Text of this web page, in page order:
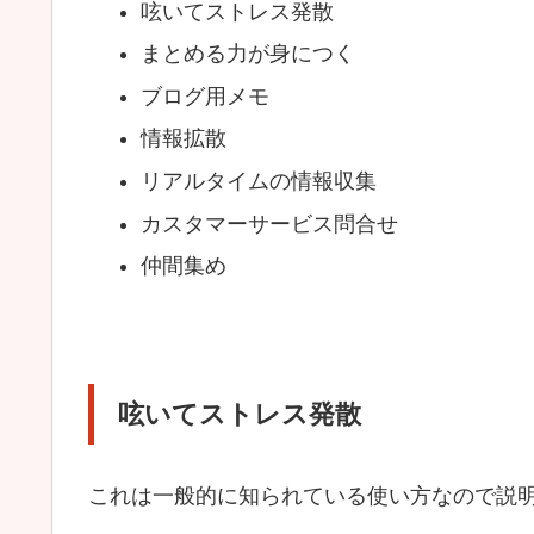
呟いてストレス発散
まとめる力が身につく
ブログ用メモ
情報拡散
リアルタイムの情報収集
カスタマーサービス問合せ
仲間集め
呟いてストレス発散
これは一般的に知られている使い方なので説